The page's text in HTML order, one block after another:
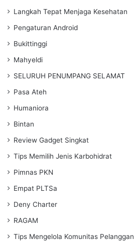
Langkah Tepat Menjaga Kesehatan
Pengaturan Android
Bukittinggi
Mahyeldi
SELURUH PENUMPANG SELAMAT
Pasa Ateh
Humaniora
Bintan
Review Gadget Singkat
Tips Memilih Jenis Karbohidrat
Pimnas PKN
Empat PLTSa
Deny Charter
RAGAM
Tips Mengelola Komunitas Pelanggan